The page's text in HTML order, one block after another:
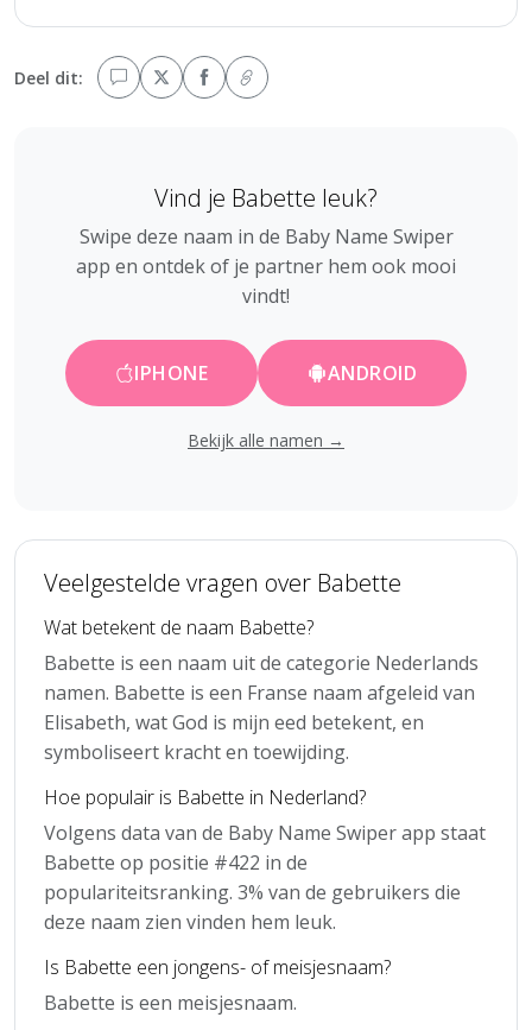
Deel dit:
Vind je Babette leuk?
Swipe deze naam in de Baby Name Swiper
app en ontdek of je partner hem ook mooi
vindt!
IPHONE ANDROID
Bekijk alle namen →
Veelgestelde vragen over Babette
Wat betekent de naam Babette?
Babette is een naam uit de categorie Nederlands
namen. Babette is een Franse naam afgeleid van
Elisabeth, wat God is mijn eed betekent, en
symboliseert kracht en toewijding.
Hoe populair is Babette in Nederland?
Volgens data van de Baby Name Swiper app staat
Babette op positie #422 in de
populariteitsranking. 3% van de gebruikers die
deze naam zien vinden hem leuk.
Is Babette een jongens- of meisjesnaam?
Babette is een meisjesnaam.